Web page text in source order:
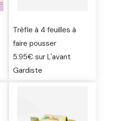
Trèfle à 4 feuilles à
faire pousser
5.95€ sur L'avant
Gardiste